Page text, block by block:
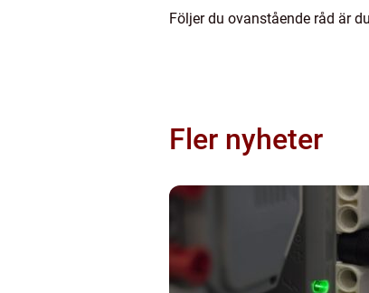
Följer du ovanstående råd är
Fler nyheter